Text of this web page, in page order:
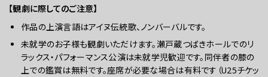
【観劇に際してのご注意】
作品の上演言語はアイヌ伝統歌、ノンバーバルです。
未就学のお子様も観劇いただけます。瀬戸蔵つばきホールでのリ
ラックス・パフォーマンス公演は未就学児歓迎です。同伴者の膝の
上での鑑賞は無料です。座席が必要な場合は有料です（U25チケッ